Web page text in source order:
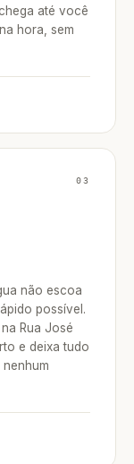
até você
hora, sem
03
não escoa
possível.
Rua José
e deixa tudo